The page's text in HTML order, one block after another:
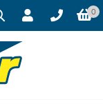
0